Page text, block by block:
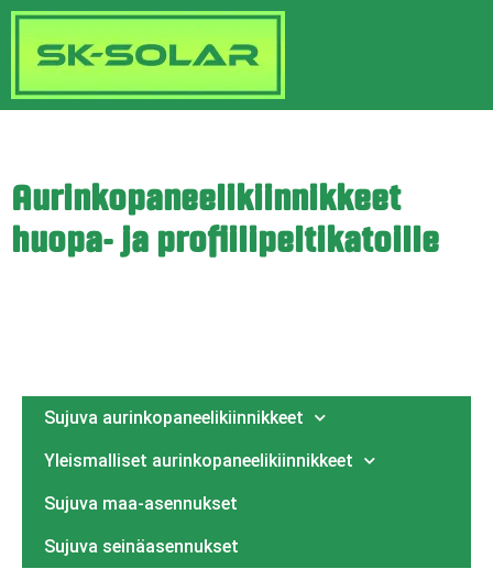
Aurinkopaneelikiinnikkeet
huopa- ja profiilipeltikatoille
Sujuva aurinkopaneelikiinnikkeet
Yleismalliset aurinkopaneelikiinnikkeet
Sujuva maa-asennukset
Sujuva seinäasennukset